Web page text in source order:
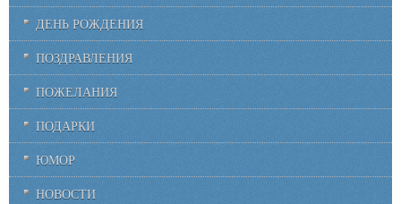
ДЕНЬ РОЖДЕНИЯ
ПОЗДРАВЛЕНИЯ
ПОЖЕЛАНИЯ
ПОДАРКИ
ЮМОР
НОВОСТИ